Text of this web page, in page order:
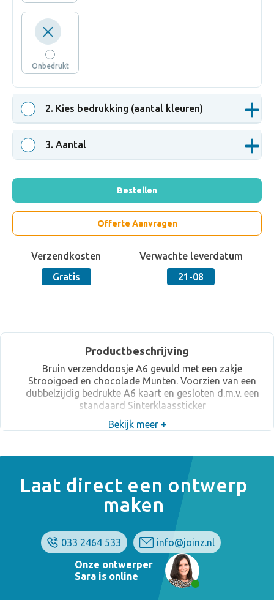
Onbedrukt
2. Kies bedrukking (aantal kleuren)
3. Aantal
Bestellen
Offerte Aanvragen
Verzendkosten
Gratis
Verwachte leverdatum
21-08
Productbeschrijving
Bruin verzenddoosje A6 gevuld met een zakje
Strooigoed en chocolade Munten. Voorzien van een
dubbelzijdig bedrukte A6 kaart en gesloten d.m.v. een
standaard Sinterklaassticker
Bekijk meer +
Laat direct een ontwerp
maken
033 2464 533
info@joinz.nl
Onze ontwerper
Sara is online